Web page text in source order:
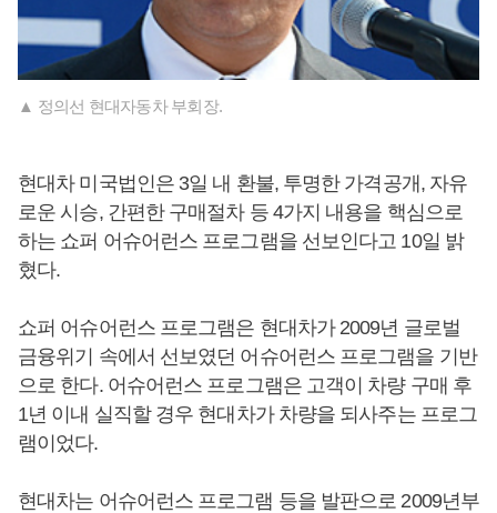
▲ 정의선 현대자동차 부회장.
현대차 미국법인은 3일 내 환불, 투명한 가격공개, 자유
로운 시승, 간편한 구매절차 등 4가지 내용을 핵심으로
하는 쇼퍼 어슈어런스 프로그램을 선보인다고 10일 밝
혔다.
쇼퍼 어슈어런스 프로그램은 현대차가 2009년 글로벌
금융위기 속에서 선보였던 어슈어런스 프로그램을 기반
으로 한다. 어슈어런스 프로그램은 고객이 차량 구매 후
1년 이내 실직할 경우 현대차가 차량을 되사주는 프로그
램이었다.
현대차는 어슈어런스 프로그램 등을 발판으로 2009년부